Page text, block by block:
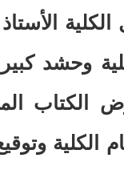
الكلية
وحشد